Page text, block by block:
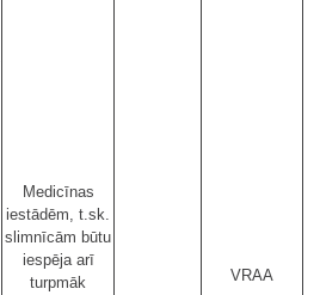
Medicīnas
iestādēm, t.sk.
slimnīcām būtu
iespēja arī
turpmāk
VRAA